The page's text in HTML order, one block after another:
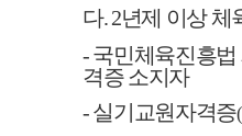
다.2년제 이상 체
-국민체육진흥법
격증 소지자
- 실기교원자격증